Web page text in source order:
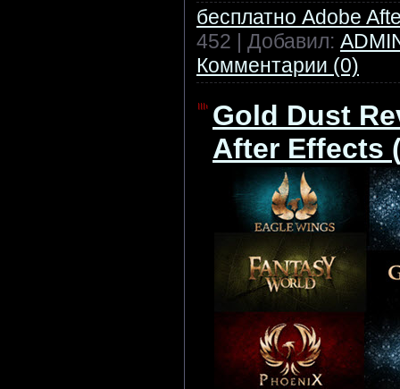
бесплатно Adobe
452 | Добавил:
Комментарии (0)
Gold Dust
After Effects